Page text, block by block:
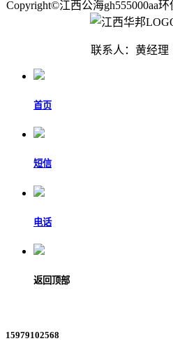
Copyright©江西公海gh555000aa
联系人：黄经
首页
短信
电话
返回顶部
15979102568